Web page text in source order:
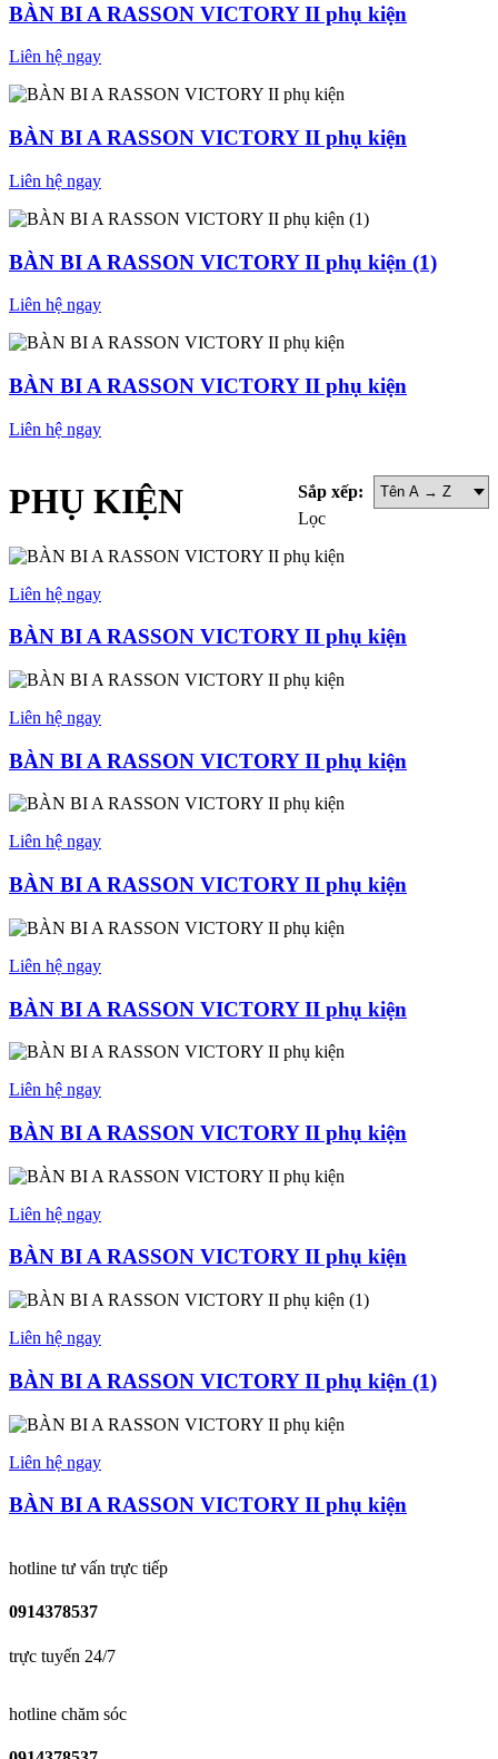
BÀN BI A RASSON VICTORY II phụ kiện
Liên hệ ngay
BÀN BI A RASSON VICTORY II phụ kiện
Liên hệ ngay
BÀN BI A RASSON VICTORY II phụ kiện (1)
Liên hệ ngay
BÀN BI A RASSON VICTORY II phụ kiện
Liên hệ ngay
PHỤ KIỆN
Sắp xếp:
Lọc
Liên hệ ngay
BÀN BI A RASSON VICTORY II phụ kiện
Liên hệ ngay
BÀN BI A RASSON VICTORY II phụ kiện
Liên hệ ngay
BÀN BI A RASSON VICTORY II phụ kiện
Liên hệ ngay
BÀN BI A RASSON VICTORY II phụ kiện
Liên hệ ngay
BÀN BI A RASSON VICTORY II phụ kiện
Liên hệ ngay
BÀN BI A RASSON VICTORY II phụ kiện
Liên hệ ngay
BÀN BI A RASSON VICTORY II phụ kiện (1)
Liên hệ ngay
BÀN BI A RASSON VICTORY II phụ kiện
hotline tư vấn trực tiếp
0914378537
trực tuyến 24/7
hotline chăm sóc